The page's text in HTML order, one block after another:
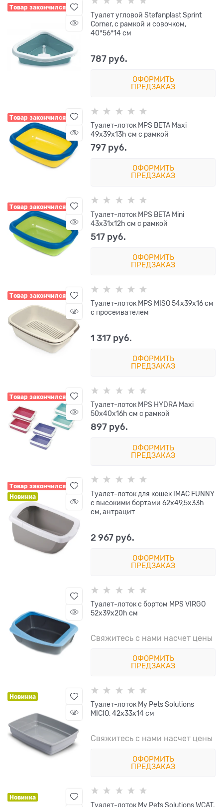
Товар закончился
Туалет угловой Stefanplast Sprint
Corner, с рамкой и совочком,
40*56*14 см
787 руб.
ОФОРМИТЬ
ПРЕДЗАКАЗ
Товар закончился
Туалет-лоток MPS BETA Maxi
49х39х13h см с рамкой
797 руб.
ОФОРМИТЬ
ПРЕДЗАКАЗ
Товар закончился
Туалет-лоток MPS BETA Mini
43х31х12h см с рамкой
517 руб.
ОФОРМИТЬ
ПРЕДЗАКАЗ
Товар закончился
Туалет-лоток MPS MISO 54х39х16 см
с просеивателем
1 317 руб.
ОФОРМИТЬ
ПРЕДЗАКАЗ
Товар закончился
Туалет-лоток MPS HYDRA Maxi
50х40х16h см с рамкой
897 руб.
ОФОРМИТЬ
ПРЕДЗАКАЗ
Товар закончился
Новинка
Туалет-лоток для кошек IMAC FUNNY
с высокими бортами 62х49,5х33h
см, антрацит
2 967 руб.
ОФОРМИТЬ
ПРЕДЗАКАЗ
Туалет-лоток с бортом MPS VIRGO
52x39x20h см
Свяжитесь с нами насчет цены
ОФОРМИТЬ
ПРЕДЗАКАЗ
Новинка
Туалет-лоток My Pets Solutions
MICIO, 42х33х14 см
Свяжитесь с нами насчет цены
ОФОРМИТЬ
ПРЕДЗАКАЗ
Новинка
Туалет-лоток My Pets Solutions WCAT,